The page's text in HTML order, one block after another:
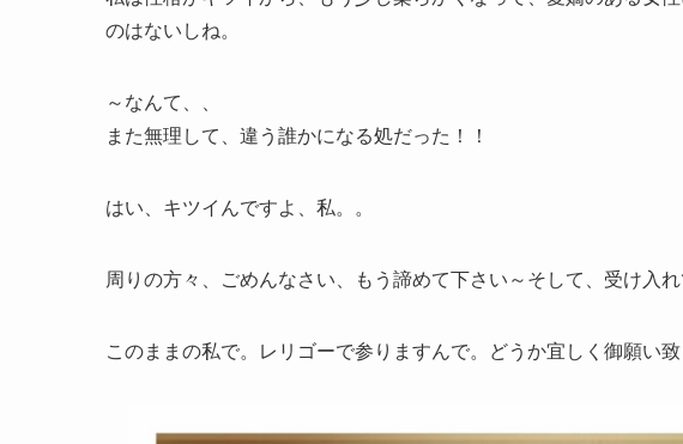
のはないしね。
～なんて、、
また無理して、違う誰かになる処だった！！
はい、キツイんですよ、私。。
周りの方々、ごめんなさい、もう諦めて下さい～そして、受け入
このままの私で。レリゴーで参りますんで。どうか宜しく御願い